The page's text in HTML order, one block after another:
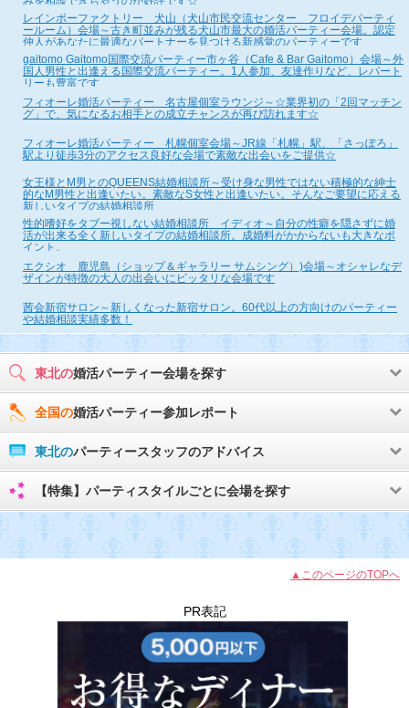
レインボーファクトリー 犬山（犬山市民交流センター フロイデパーティ
ールーム）会場～古き町並みが残る犬山市最大の婚活パーティー会場。認定
仲人があなたに最適なパートナーを見つける新感覚のパーティーです
gaitomo Gaitomo国際交流パーティー市ヶ谷（Cafe & Bar Gaitomo）会場～外
国人男性と出逢える国際交流パーティー。1人参加、友達作りなど、レパート
リーも豊富です
フィオーレ婚活パーティー 名古屋個室ラウンジ～☆業界初の「2回マッチン
グ」で、気になるお相手との成立チャンスが再び訪れます☆
フィオーレ婚活パーティー 札幌個室会場～JR線「札幌」駅、「さっぽろ」
駅より徒歩3分のアクセス良好な会場で素敵な出会いをご提供☆
女王様とM男とのQUEENS結婚相談所～受け身な男性ではない積極的な紳士
的なM男性と出逢いたい。素敵なS女性と出逢いたい。そんなご要望に応える
新しいタイプの結婚相談所
性的嗜好をタブー視しない結婚相談所 イディオ～自分の性癖を隠さずに婚
活が出来る全く新しいタイプの結婚相談所。成婚料がかからないも大きなポ
イント。
エクシオ 鹿児島（ショップ＆ギャラリー サムシング）)会場～オシャレなデ
ザインが特徴の大人の出会いにピッタリな会場です
茜会新宿サロン～新しくなった新宿サロン。60代以上の方向けのパーティー
や結婚相談実績多数！
東北の婚活パーティー会場を探す
全国の婚活パーティー参加レポート
東北のパーティースタッフのアドバイス
【特集】パーティスタイルごとに会場を探す
▲このページのTOPへ
PR表記